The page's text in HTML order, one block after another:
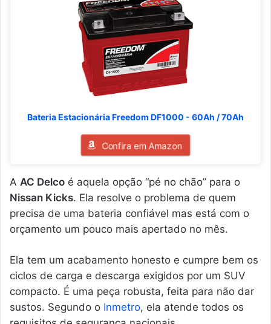
Bateria Estacionária Freedom DF1000 - 60Ah / 70Ah
Confira em Amazon
A AC Delco é aquela opção “pé no chão” para o
Nissan Kicks. Ela resolve o problema de quem
precisa de uma bateria confiável mas está com o
orçamento um pouco mais apertado no mês.
Ela tem um acabamento honesto e cumpre bem os
ciclos de carga e descarga exigidos por um SUV
compacto. É uma peça robusta, feita para não dar
sustos. Segundo o Inmetro, ela atende todos os